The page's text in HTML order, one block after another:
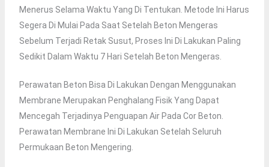
Menerus Selama Waktu Yang Di Tentukan. Metode Ini Harus
Segera Di Mulai Pada Saat Setelah Beton Mengeras
Sebelum Terjadi Retak Susut, Proses Ini Di Lakukan Paling
Sedikit Dalam Waktu 7 Hari Setelah Beton Mengeras.
Perawatan Beton Bisa Di Lakukan Dengan Menggunakan
Membrane Merupakan Penghalang Fisik Yang Dapat
Mencegah Terjadinya Penguapan Air Pada Cor Beton.
Perawatan Membrane Ini Di Lakukan Setelah Seluruh
Permukaan Beton Mengering.